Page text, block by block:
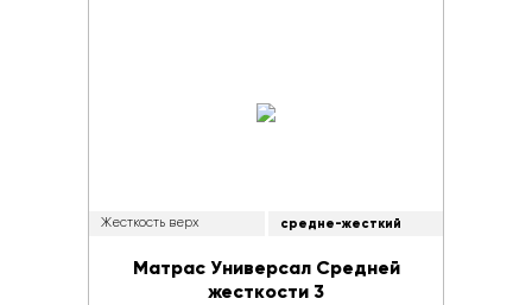
Жесткость верх средне-жесткий
Матрас Универсал Средней
жесткости 3